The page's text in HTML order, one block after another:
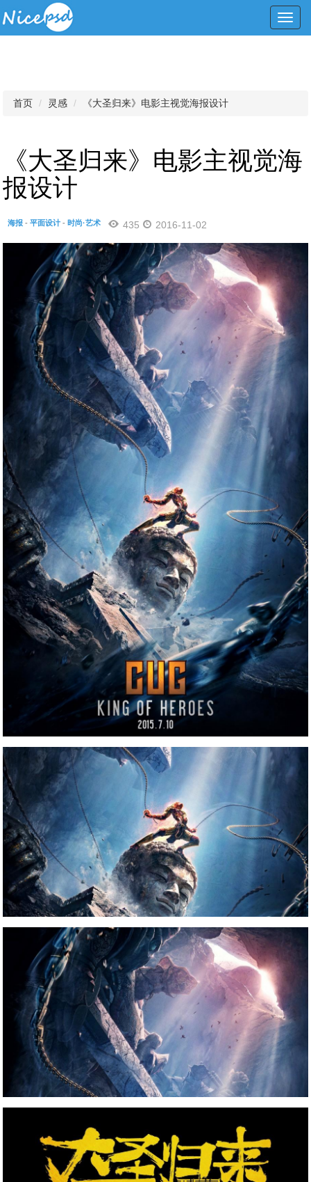
首页 灵感 《大圣归来》电影主视觉海报设计
《大圣归来》电影主视觉海
报设计
海报- 平面设计- 时尚·艺术 435 2016-11-02